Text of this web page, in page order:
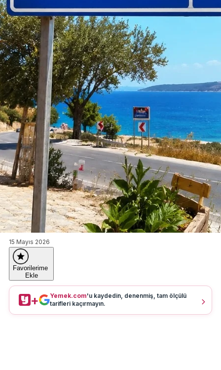
15 Mayıs 2026
Favorilerime
Ekle
+ Yemek.com'u kaydedin, denenmiş, tam ölçülü
tarifleri kaçırmayın.